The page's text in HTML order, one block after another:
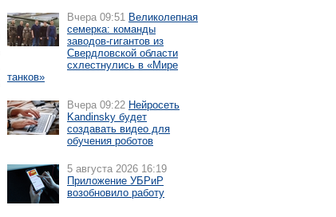
Вчера 09:51 Великолепная
семерка: команды
заводов-гигантов из
Свердловской области
схлестнулись в «Мире
танков»
Вчера 09:22 Нейросеть
Kandinsky будет
создавать видео для
обучения роботов
5 августа 2026 16:19
Приложение УБРиР
возобновило работу